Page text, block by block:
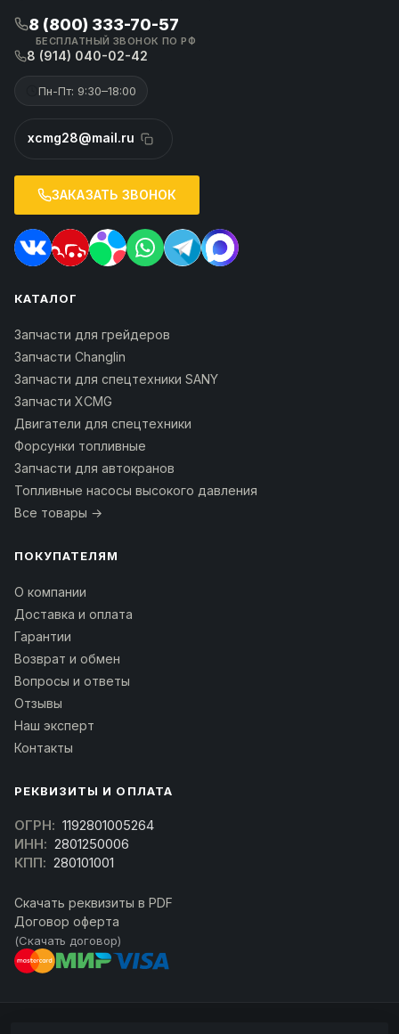
8 (800) 333-70-57
БЕСПЛАТНЫЙ ЗВОНОК ПО РФ
8 (914) 040-02-42
Пн-Пт: 9:30–18:00
xcmg28@mail.ru
ЗАКАЗАТЬ ЗВОНОК
КАТАЛОГ
Запчасти для грейдеров
Запчасти Changlin
Запчасти для спецтехники SANY
Запчасти XCMG
Двигатели для спецтехники
Форсунки топливные
Запчасти для автокранов
Топливные насосы высокого давления
Все товары →
ПОКУПАТЕЛЯМ
О компании
Доставка и оплата
Гарантии
Возврат и обмен
Вопросы и ответы
Отзывы
Наш эксперт
Контакты
РЕКВИЗИТЫ И ОПЛАТА
ОГРН: 1192801005264
ИНН: 2801250006
КПП: 280101001
Скачать реквизиты в PDF
Договор оферта
(Скачать договор)